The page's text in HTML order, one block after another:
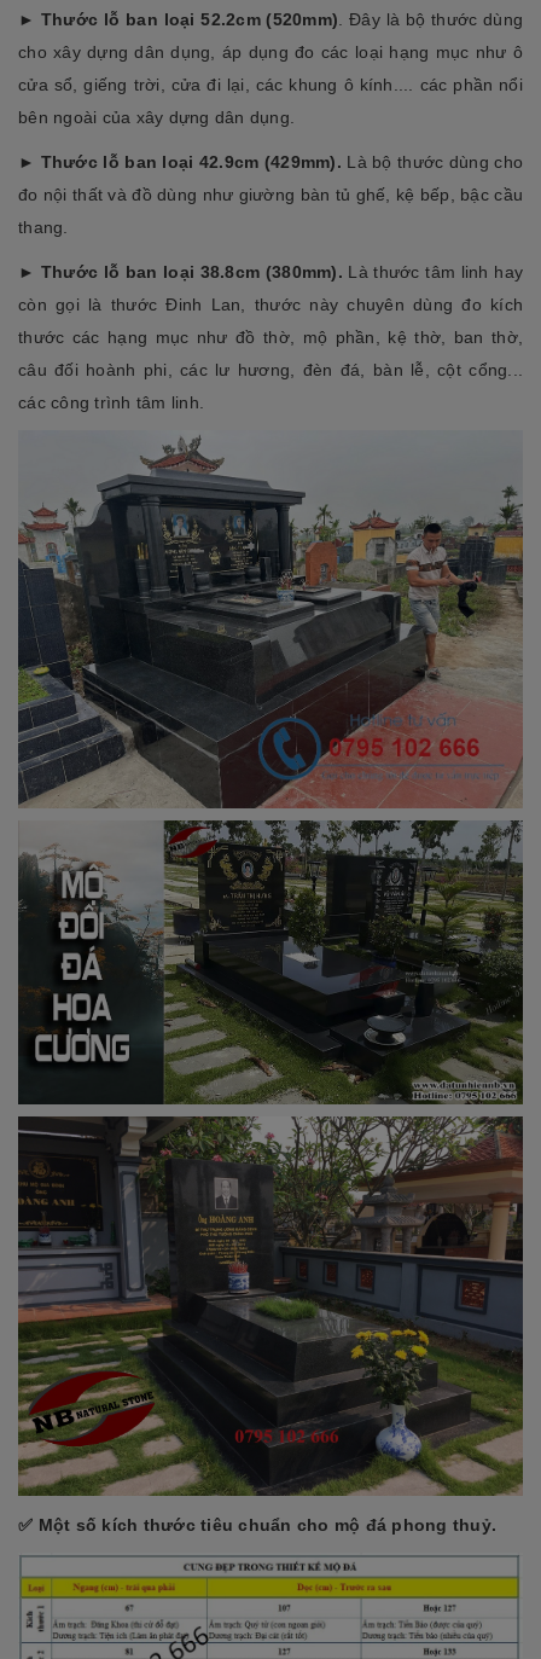
► Thước lỗ ban loại 52.2cm (520mm) . Đây là bộ thước dùng
cho xây dựng dân dụng, áp dụng đo các loại hạng mục như ô
cửa sổ, giếng trời, cửa đi lại, các khung ô kính.... các phần nổi
bên ngoài của xây dựng dân dụng.
► Thước lỗ ban loại 42.9cm (429mm). Là bộ thước dùng cho
đo nội thất và đồ dùng như giường bàn tủ ghế, kệ bếp, bậc cầu
thang.
► Thước lỗ ban loại 38.8cm (380mm). Là thước tâm linh hay
còn gọi là thước Đinh Lan, thước này chuyên dùng đo kích
thước các hạng mục như đồ thờ, mộ phần, kệ thờ, ban thờ,
câu đối hoành phi, các lư hương, đèn đá, bàn lễ, cột cổng...
các công trình tâm linh.
✅ Một số kích thước tiêu chuẩn cho mộ đá phong thuỷ.